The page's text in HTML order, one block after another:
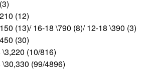
(12)
(13)/ 16-18 \790 (8)/ 12-18 \390 (3)
(30)
(10/816)
(99/4896)